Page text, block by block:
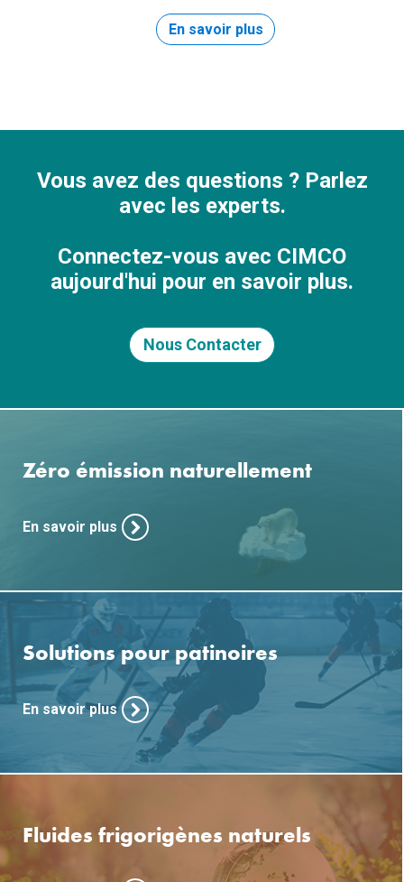
En savoir plus
Vous avez des questions ? Parlez
avec les experts.
Connectez-vous avec CIMCO
aujourd'hui pour en savoir plus.
Nous Contacter
Zéro émission naturellement
En savoir plus
Solutions pour patinoires
En savoir plus
Fluides frigorigènes naturels